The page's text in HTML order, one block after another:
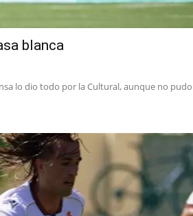
blanca
lo dio todo por la Cultural, aunque no pudo